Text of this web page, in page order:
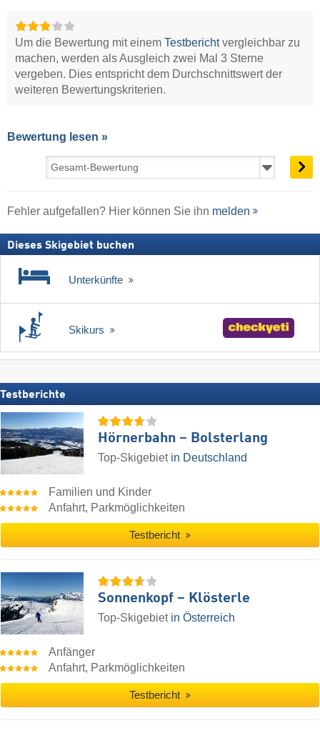
Um die Bewertung mit einemTestberichtvergleichbar zu
machen, werden als Ausgleich zwei Mal 3 Sterne
vergeben. Dies entspricht dem Durchschnittswert der
weiteren Bewertungskriterien.
Bewertung lesen »
Fehler aufgefallen? Hier können Sie ihn melden
Dieses Skigebiet buchen
Unterkünfte
Skikurs
Testberichte
Hörnerbahn – Bolsterlang
Top-Skigebiet in Deutschland
Familien und Kinder
Anfahrt, Parkmöglichkeiten
Testbericht
Sonnenkopf – Klösterle
Top-Skigebiet in Österreich
Anfänger
Anfahrt, Parkmöglichkeiten
Testbericht